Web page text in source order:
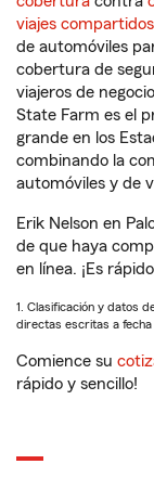
viajes compartidos
de automóviles
cobertura de
viajeros de
State Farm es el
grande en los
combinando la
automóviles y de
Erik Nelson en
de que haya
en línea. ¡Es
1. Clasificación y datos
directas escritas a fecha
Comience su
rápido y sencillo!